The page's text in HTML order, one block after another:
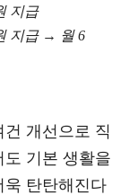
지급
지급 → 월 6
개선으로 직
기본 생활을
욱 탄탄해진다